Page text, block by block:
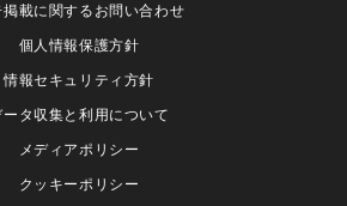
掲載に関するお問い合わせ
個人情報保護方針
情報セキュリティ方針
ータ収集と利用について
メディアポリシー
クッキーポリシー